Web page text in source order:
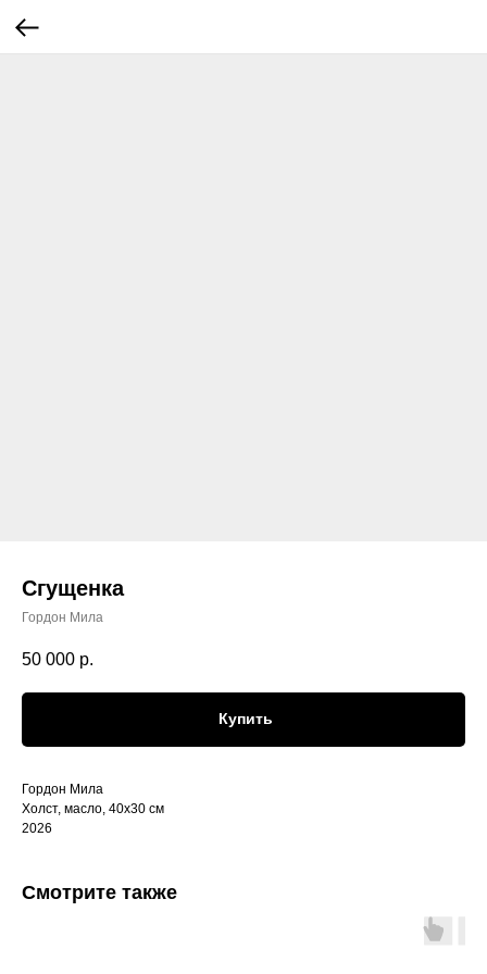
Сгущенка
Гордон Мила
50 000 р.
Купить
Гордон Мила
Холст, масло, 40х30 см
2026
Смотрите также